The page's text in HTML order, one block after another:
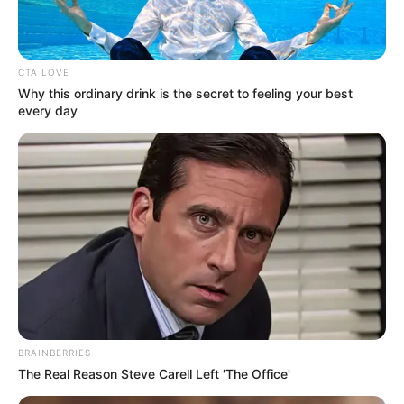
Nihon Shoki, disebutkan bahwa seorang bangsawan bernama
Hakusai mengatur festival sumo untuk merayakan pembukaan kuil
yang ia bangun.
CTA LOVE
Why this ordinary drink is the secret to feeling your best
every day
BRAINBERRIES
The Real Reason Steve Carell Left 'The Office'